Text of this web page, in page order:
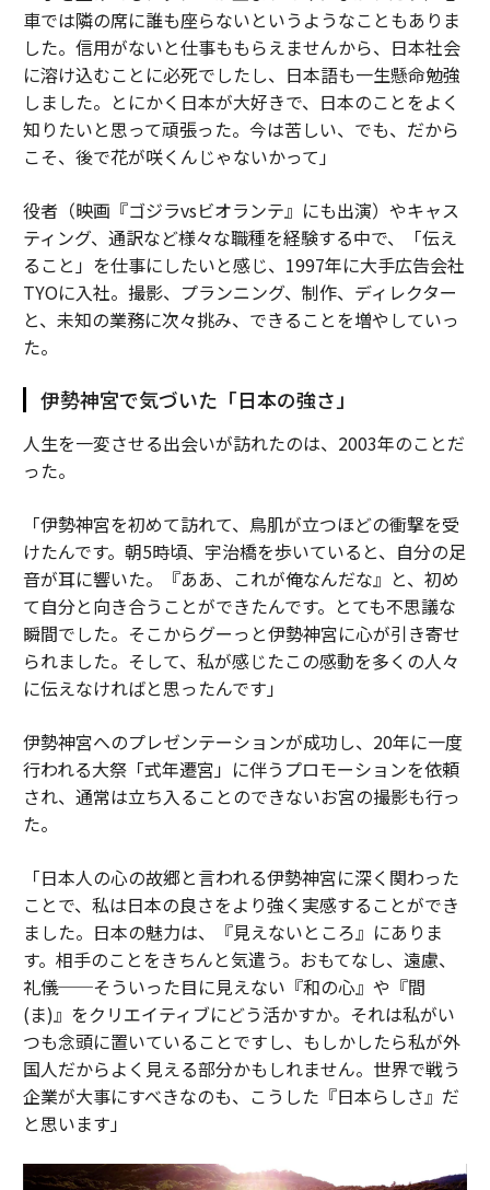
車では隣の席に誰も座らないというようなこともありま
した。信用がないと仕事ももらえませんから、日本社会
に溶け込むことに必死でしたし、日本語も一生懸命勉強
しました。とにかく日本が大好きで、日本のことをよく
知りたいと思って頑張った。今は苦しい、でも、だから
こそ、後で花が咲くんじゃないかって」
役者（映画『ゴジラvsビオランテ』にも出演）やキャス
ティング、通訳など様々な職種を経験する中で、「伝え
ること」を仕事にしたいと感じ、1997年に大手広告会社
TYOに入社。撮影、プランニング、制作、ディレクター
と、未知の業務に次々挑み、できることを増やしていっ
た。
伊勢神宮で気づいた「日本の強さ」
人生を一変させる出会いが訪れたのは、2003年のことだ
った。
「伊勢神宮を初めて訪れて、鳥肌が立つほどの衝撃を受
けたんです。朝5時頃、宇治橋を歩いていると、自分の足
音が耳に響いた。『ああ、これが俺なんだな』と、初め
て自分と向き合うことができたんです。とても不思議な
瞬間でした。そこからグーっと伊勢神宮に心が引き寄せ
られました。そして、私が感じたこの感動を多くの人々
に伝えなければと思ったんです」
伊勢神宮へのプレゼンテーションが成功し、20年に一度
行われる大祭「式年遷宮」に伴うプロモーションを依頼
され、通常は立ち入ることのできないお宮の撮影も行っ
た。
「日本人の心の故郷と言われる伊勢神宮に深く関わった
ことで、私は日本の良さをより強く実感することができ
ました。日本の魅力は、『見えないところ』にありま
す。相手のことをきちんと気遣う。おもてなし、遠慮、
礼儀──そういった目に見えない『和の心』や『間
(ま)』をクリエイティブにどう活かすか。それは私がい
つも念頭に置いていることですし、もしかしたら私が外
国人だからよく見える部分かもしれません。世界で戦う
企業が大事にすべきなのも、こうした『日本らしさ』だ
と思います」